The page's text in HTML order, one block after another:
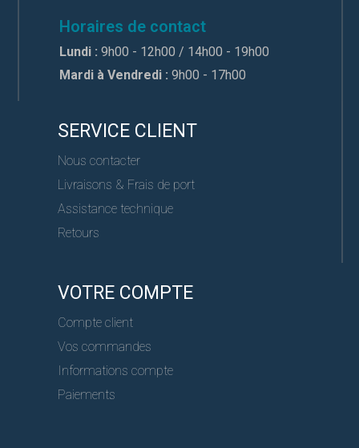
Horaires de contact
Lundi : 9h00 - 12h00 / 14h00 - 19h00
Mardi à Vendredi : 9h00 - 17h00
SERVICE CLIENT
Nous contacter
Livraisons & Frais de port
Assistance technique
Retours
VOTRE COMPTE
Compte client
Vos commandes
Informations compte
Paiements